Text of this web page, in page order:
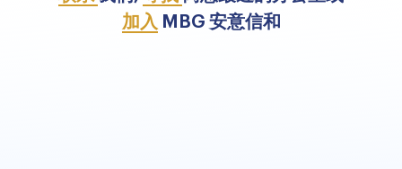
加入 MBG 安意信和